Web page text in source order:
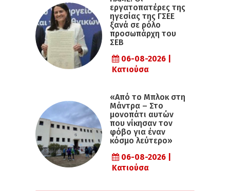
εργατοπατέρες της
ηγεσίας της ΓΣΕΕ
ξανά σε ρόλο
προσωπάρχη του
ΣΕΒ
06-08-2026 |
Κατιούσα
«Από το Μπλοκ στη
Μάντρα – Στο
μονοπάτι αυτών
που νίκησαν τον
φόβο για έναν
κόσμο λεύτερο»
06-08-2026 |
Κατιούσα